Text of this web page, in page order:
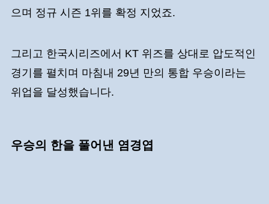
으며 정규 시즌 1위를 확정 지었죠.
그리고 한국시리즈에서 KT 위즈를 상대로 압도적인
경기를 펼치며 마침내 29년 만의 통합 우승이라는
위업을 달성했습니다.
우승의 한을 풀어낸 염경엽